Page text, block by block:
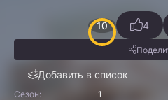
10
Добавить в список
4
Сезон:
1